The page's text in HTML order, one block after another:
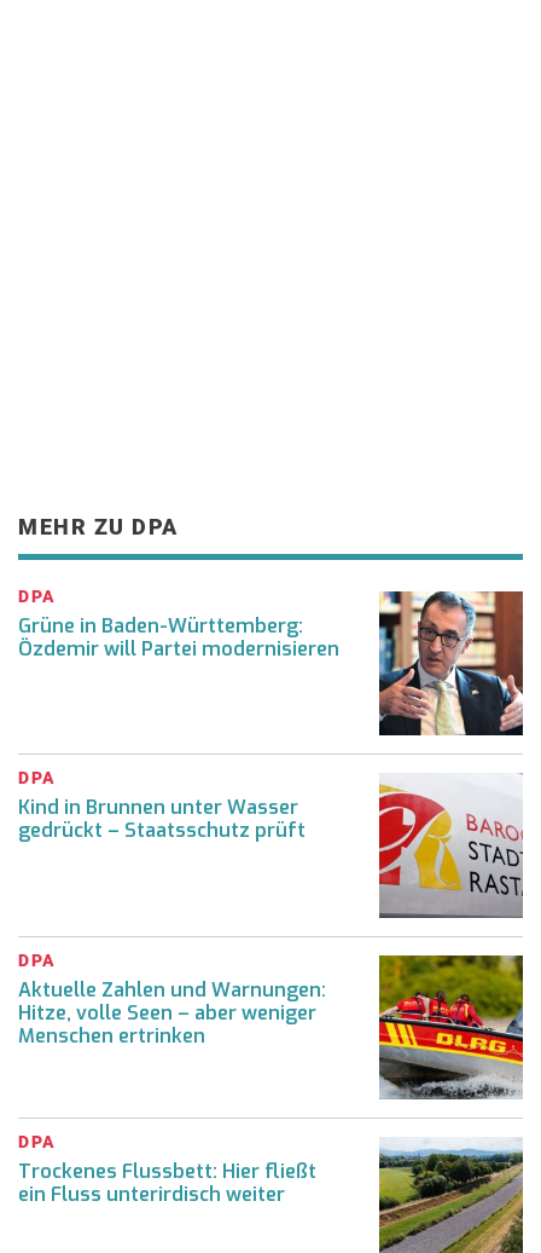
MEHR ZU DPA
DPA
Grüne in Baden-Württemberg:
Özdemir will Partei modernisieren
DPA
Kind in Brunnen unter Wasser
gedrückt – Staatsschutz prüft
DPA
Aktuelle Zahlen und Warnungen:
Hitze, volle Seen – aber weniger
Menschen ertrinken
DPA
Trockenes Flussbett: Hier fließt
ein Fluss unterirdisch weiter